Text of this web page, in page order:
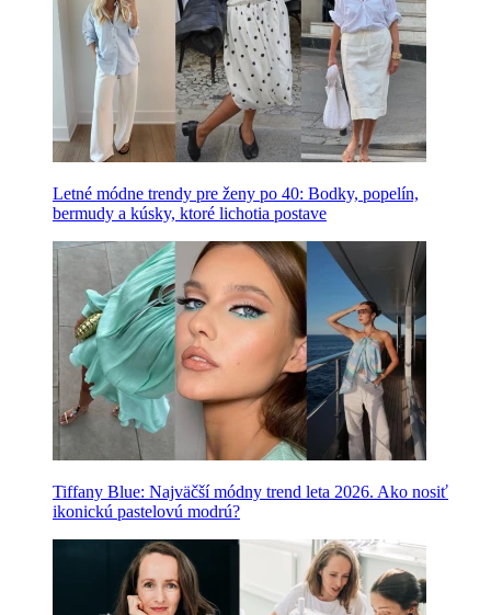
Letné módne trendy pre ženy po 40: Bodky, popelín,
bermudy a kúsky, ktoré lichotia postave
Tiffany Blue: Najväčší módny trend leta 2026. Ako nosiť
ikonickú pastelovú modrú?